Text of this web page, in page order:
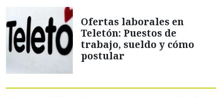
Ofertas laborales en
Teletón: Puestos de
trabajo, sueldo y cómo
postular